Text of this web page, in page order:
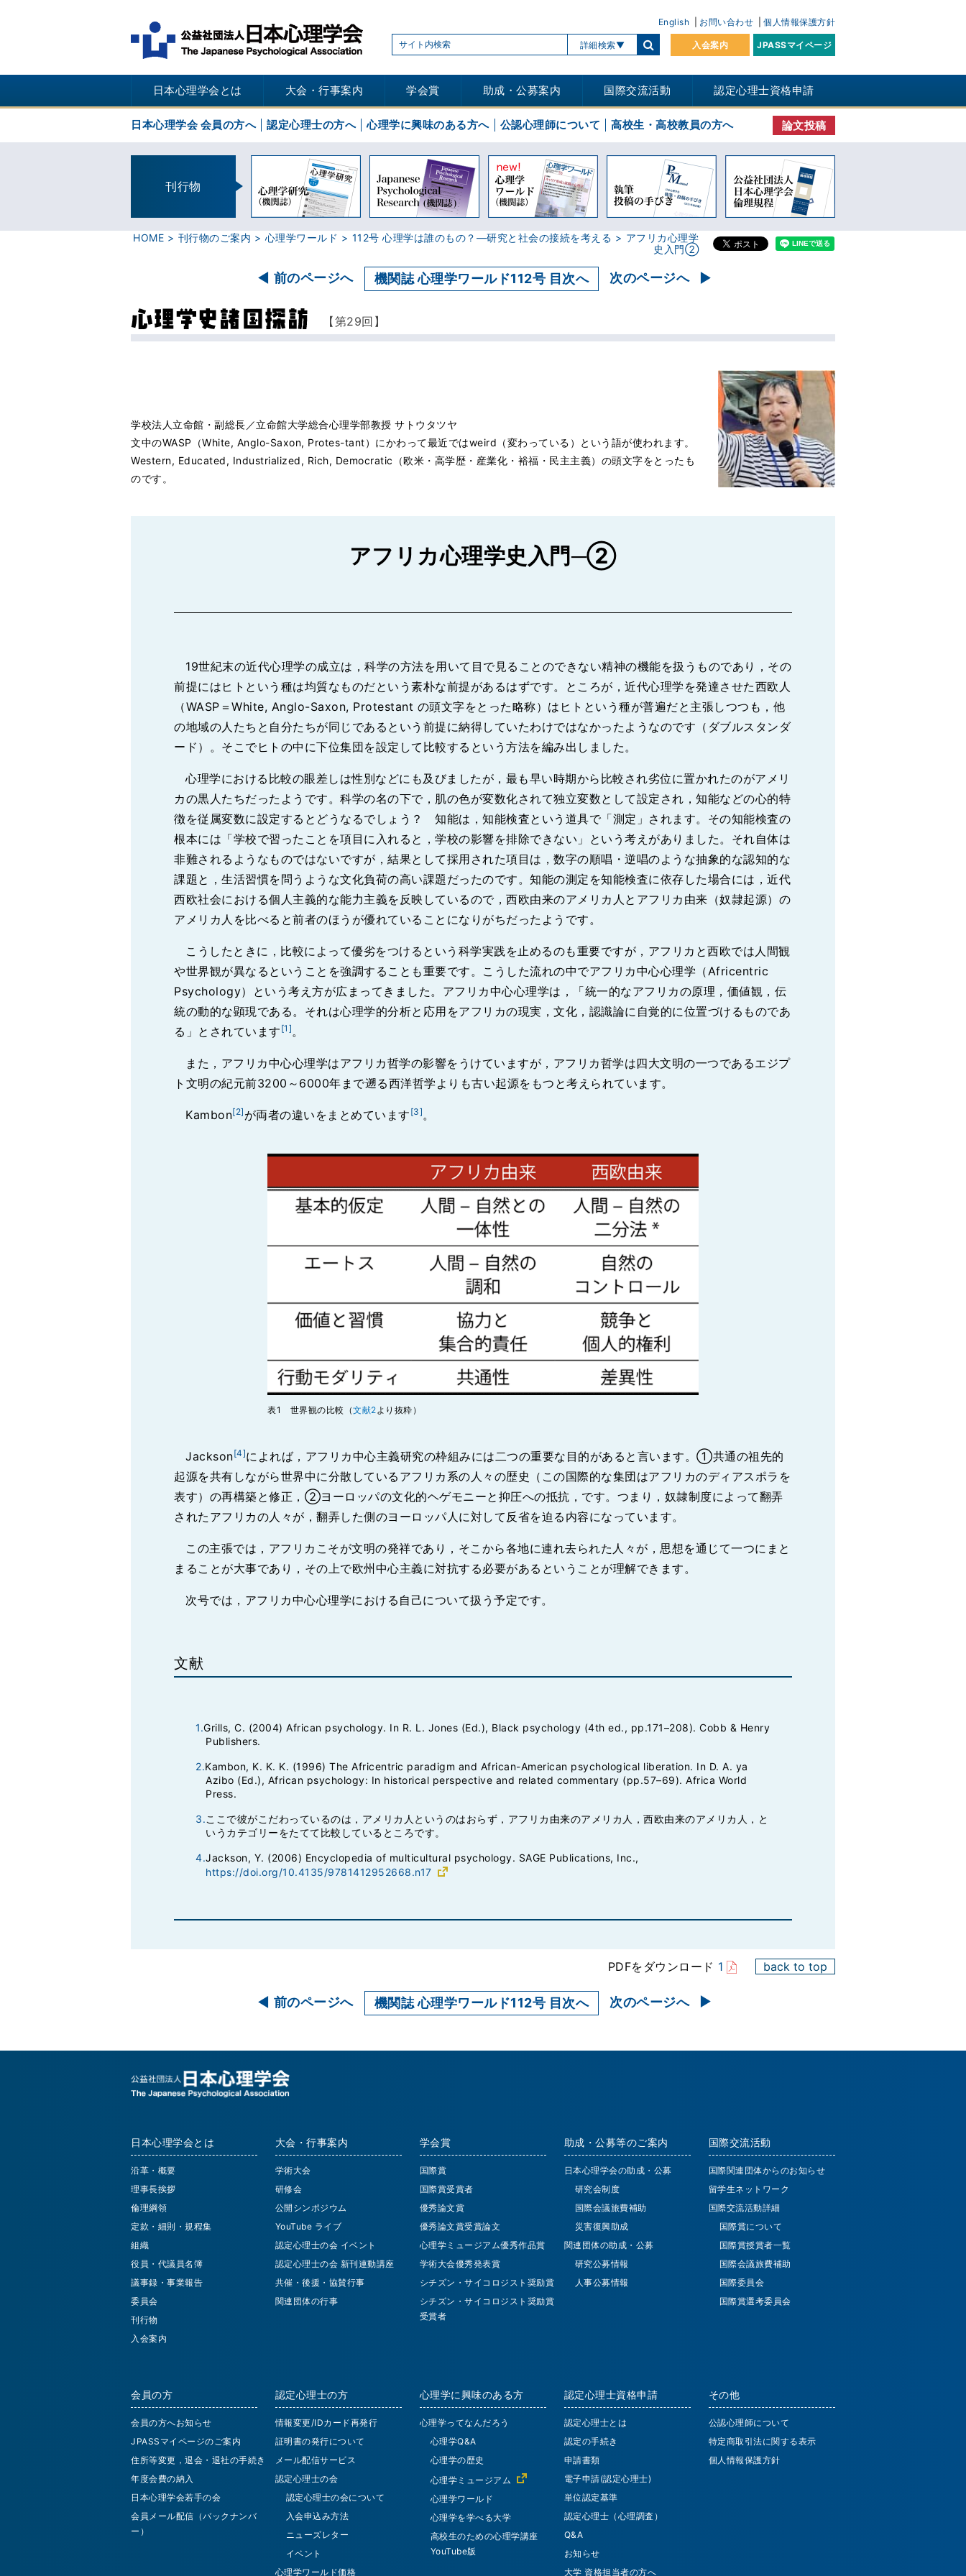
English お問い合わせ 個人情報保護方針
詳細検索 入会案内 JPASSマイページ
日本心理学会とは 大会・行事案内 学会賞 助成・公募案内 国際交流活動 認定心理士資格申請
日本心理学会 会員の方へ 認定心理士の方へ 心理学に興味のある方へ 公認心理師について 高校生・高校教員の方へ 論文投稿
刊行物
HOME 刊行物のご案内 心理学ワールド 112号 心理学は誰のもの？―研究と社会の接続を考える
アフリカ心理学
史入門②
前のページへ 機関誌 心理学ワールド112号 目次へ 次のページへ
【第29回】
学校法人立命館・副総長／立命館大学総合心理学部教授 サトウタツヤ
文中のWASP（White, Anglo-Saxon, Protes-tant）にかわって最近ではweird（変わっている）という語が使われます。
Western, Educated, Industrialized, Rich, Democratic（欧米・高学歴・産業化・裕福・民主主義）の頭文字をとったも
のです。
アフリカ心理学史入門─②
19世紀末の近代心理学の成立は，科学の方法を用いて目で見ることのできない精神の機能を扱うものであり，その
前提にはヒトという種は均質なものだという素朴な前提があるはずです。ところが，近代心理学を発達させた西欧人
（WASP＝White, Anglo-Saxon, Protestant の頭文字をとった略称）はヒトという種が普遍だと主張しつつも，他
の地域の人たちと自分たちが同じであるという前提に納得していたわけではなかったようなのです（ダブルスタンダ
ード）。そこでヒトの中に下位集団を設定して比較するという方法を編み出しました。
心理学における比較の眼差しは性別などにも及びましたが，最も早い時期から比較され劣位に置かれたのがアメリ
カの黒人たちだったようです。科学の名の下で，肌の色が変数化されて独立変数として設定され，知能などの心的特
徴を従属変数に設定するとどうなるでしょう？ 知能は，知能検査という道具で「測定」されます。その知能検査の
根本には「学校で習ったことを項目に入れると，学校の影響を排除できない」という考えがありました。それ自体は
非難されるようなものではないですが，結果として採用された項目は，数字の順唱・逆唱のような抽象的な認知的な
課題と，生活習慣を問うような文化負荷の高い課題だったのです。知能の測定を知能検査に依存した場合には，近代
西欧社会における個人主義的な能力主義を反映しているので，西欧由来のアメリカ人とアフリカ由来（奴隷起源）の
アメリカ人を比べると前者のほうが優れていることになりがちだったようです。
こうしたときに，比較によって優劣をつけるという科学実践を止めるのも重要ですが，アフリカと西欧では人間観
や世界観が異なるということを強調することも重要です。こうした流れの中でアフリカ中心心理学（Africentric
Psychology）という考え方が広まってきました。アフリカ中心心理学は，「統一的なアフリカの原理，価値観，伝
統の動的な顕現である。それは心理学的分析と応用をアフリカの現実，文化，認識論に自覚的に位置づけるものであ
る」とされています [1] 。
また，アフリカ中心心理学はアフリカ哲学の影響をうけていますが，アフリカ哲学は四大文明の一つであるエジプ
ト文明の紀元前3200～6000年まで遡る西洋哲学よりも古い起源をもつと考えられています。
Kambon[2] が両者の違いをまとめています [3] 。
表1 世界観の比較（文献2 より抜粋）
Jackson[4]によれば，アフリカ中心主義研究の枠組みには二つの重要な目的があると言います。①共通の祖先的
起源を共有しながら世界中に分散しているアフリカ系の人々の歴史（この国際的な集団はアフリカのディアスポラを
表す）の再構築と修正，②ヨーロッパの文化的ヘゲモニーと抑圧への抵抗，です。つまり，奴隷制度によって翻弄
されたアフリカの人々が，翻弄した側のヨーロッパ人に対して反省を迫る内容になっています。
この主張では，アフリカこそが文明の発祥であり，そこから各地に連れ去られた人々が，思想を通じて一つにまと
まることが大事であり，その上で欧州中心主義に対抗する必要があるということが理解できます。
次号では，アフリカ中心心理学における自己について扱う予定です。
文献
1.Grills, C. (2004) African psychology. In R. L. Jones (Ed.), Black psychology (4th ed., pp.171–208). Cobb & Henry
Publishers.
2.Kambon, K. K. K. (1996) The Africentric paradigm and African-American psychological liberation. In D. A. ya
Azibo (Ed.), African psychology: In historical perspective and related commentary (pp.57–69). Africa World
Press.
3.ここで彼がこだわっているのは，アメリカ人というのはおらず，アフリカ由来のアメリカ人，西欧由来のアメリカ人，と
いうカテゴリーをたてて比較しているところです。
4.Jackson, Y. (2006) Encyclopedia of multicultural psychology. SAGE Publications, Inc.,
https://doi.org/10.4135/9781412952668.n17
PDFをダウンロード 1 back to top
前のページへ 機関誌 心理学ワールド112号 目次へ 次のページへ
日本心理学会とは
沿革・概要
理事長挨拶
倫理綱領
定款・細則・規程集
組織
役員・代議員名簿
議事録・事業報告
委員会
刊行物
入会案内
大会・行事案内
学術大会
研修会
公開シンポジウム
YouTube ライブ
認定心理士の会 イベント
認定心理士の会 新刊連動講座
共催・後援・協賛行事
関連団体の行事
学会賞
国際賞
国際賞受賞者
優秀論文賞
優秀論文賞受賞論文
心理学ミュージアム優秀作品賞
学術大会優秀発表賞
シチズン・サイコロジスト奨励賞
シチズン・サイコロジスト奨励賞
受賞者
助成・公募等のご案内
日本心理学会の助成・公募
研究会制度
国際会議旅費補助
災害復興助成
関連団体の助成・公募
研究公募情報
人事公募情報
国際交流活動
国際関連団体からのお知らせ
留学生ネットワーク
国際交流活動詳細
国際賞について
国際賞授賞者一覧
国際会議旅費補助
国際委員会
国際賞選考委員会
会員の方
会員の方へお知らせ
JPASSマイページのご案内
住所等変更，退会・退社の手続き
年度会費の納入
日本心理学会若手の会
会員メール配信（バックナンバ
ー）
認定心理士の方
情報変更/IDカード再発行
証明書の発行について
メール配信サービス
認定心理士の会
認定心理士の会について
入会申込み方法
ニューズレター
イベント
心理学ワールド価格
心理学に興味のある方
心理学ってなんだろう
心理学Q&A
心理学の歴史
心理学ミュージアム
心理学ワールド
心理学を学べる大学
高校生のための心理学講座
YouTube版
認定心理士資格申請
認定心理士とは
認定の手続き
申請書類
電子申請(認定心理士)
単位認定基準
認定心理士（心理調査）
Q&A
お知らせ
大学 資格担当者の方へ
その他
公認心理師について
特定商取引法に関する表示
個人情報保護方針